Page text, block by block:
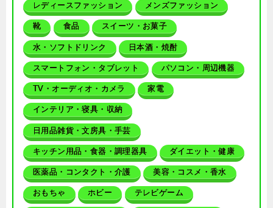
レディースファッション メンズファッション
靴 食品 スイーツ・お菓子
水・ソフトドリンク 日本酒・焼酎
スマートフォン・タブレット パソコン・周辺機器
TV・オーディオ・カメラ 家電
インテリア・寝具・収納
日用品雑貨・文房具・手芸
キッチン用品・食器・調理器具 ダイエット・健康
医薬品・コンタクト・介護 美容・コスメ・香水
おもちゃ ホビー テレビゲーム